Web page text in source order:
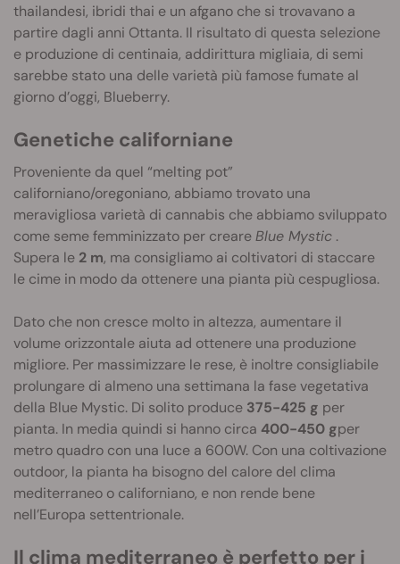
thailandesi, ibridi thai e un afgano che si trovavano a
partire dagli anni Ottanta. Il risultato di questa selezione
e produzione di centinaia, addirittura migliaia, di semi
sarebbe stato una delle varietà più famose fumate al
giorno d’oggi, Blueberry.
Genetiche californiane
Proveniente da quel “melting pot”
californiano/oregoniano, abbiamo trovato una
meravigliosa varietà di cannabis che abbiamo sviluppato
come seme femminizzato per creareBlue Mystic .
Supera le 2 m, ma consigliamo ai coltivatori di staccare
le cime in modo da ottenere una pianta più cespugliosa.
Dato che non cresce molto in altezza, aumentare il
volume orizzontale aiuta ad ottenere una produzione
migliore. Per massimizzare le rese, è inoltre consigliabile
prolungare di almeno una settimana la fase vegetativa
della Blue Mystic. Di solito produce 375-425 g per
pianta. In media quindi si hanno circa 400-450 gper
metro quadro con una luce a 600W. Con una coltivazione
outdoor, la pianta ha bisogno del calore del clima
mediterraneo o californiano, e non rende bene
nell’Europa settentrionale.
Il clima mediterraneo è perfetto per i